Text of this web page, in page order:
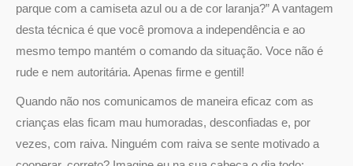
parque com a camiseta azul ou a de cor laranja?” A vantagem
desta técnica é que você promova a independência e ao
mesmo tempo mantém o comando da situação. Voce não é
rude e nem autoritária. Apenas firme e gentil!
Quando não nos comunicamos de maneira eficaz com as
crianças elas ficam mau humoradas, desconfiadas e, por
vezes, com raiva. Ninguém com raiva se sente motivado a